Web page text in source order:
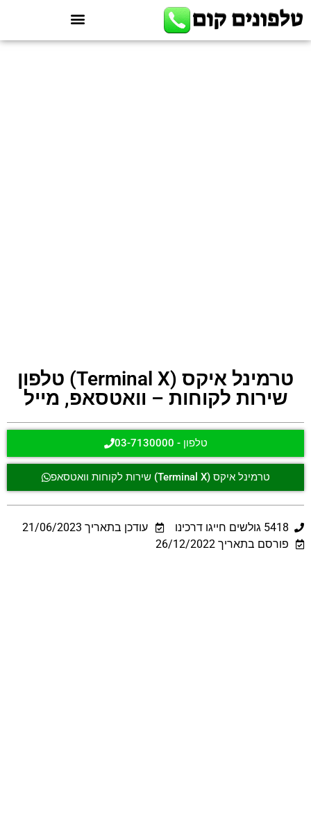
טרמינל איקס (Terminal X) טלפון
שירות לקוחות – וואטסאפ, מייל
טלפון - 03-7130000
טרמינל איקס (Terminal X) שירות לקוחות וואטסאפ
5418 גולשים חייגו דרכינו עודכן בתאריך 21/06/2023
פורסם בתאריך 26/12/2022